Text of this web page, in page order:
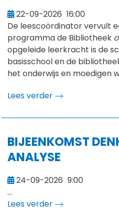
22-09-2026 16:00
De leescoördinator vervult
programma de Bibliotheek
opgeleide leerkracht is de
basisschool en de
het onderwijs en moedigen
Lees verder
BIJEENKOMST
ANALYSE
24-09-2026 9:00
...
Lees verder